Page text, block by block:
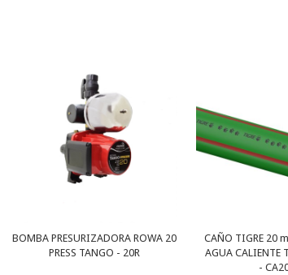
BOMBA PRESURIZADORA ROWA 20
PRESS TANGO - 20R
CAÑO TIGRE 20
AGUA CALIENTE
-